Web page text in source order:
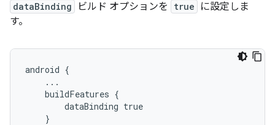
dataBinding ビルド オプションを true
に設定しま
す。
android {
    ...
    buildFeatures {
        dataBinding true
    }